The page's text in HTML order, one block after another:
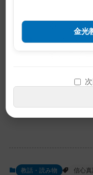
※この記
のですの
メ
ナ
教話・読み物 信心真
金光